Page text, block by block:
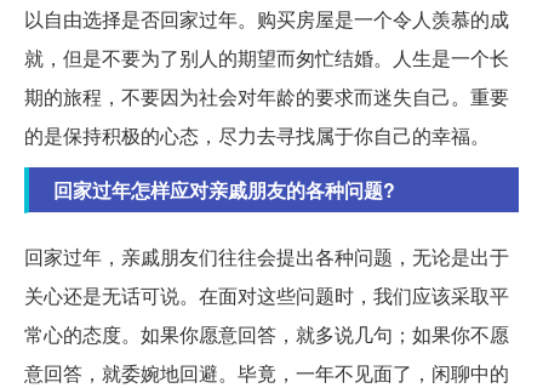
以自由选择是否回家过年。购买房屋是一个令人羡慕的成
就，但是不要为了别人的期望而匆忙结婚。人生是一个长
期的旅程，不要因为社会对年龄的要求而迷失自己。重要
的是保持积极的心态，尽力去寻找属于你自己的幸福。
回家过年怎样应对亲戚朋友的各种问题?
回家过年，亲戚朋友们往往会提出各种问题，无论是出于
关心还是无话可说。在面对这些问题时，我们应该采取平
常心的态度。如果你愿意回答，就多说几句；如果你不愿
意回答，就委婉地回避。毕竟，一年不见面了，闲聊中的